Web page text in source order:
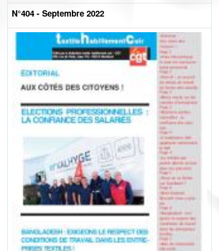
N°404 - Septembre 2022